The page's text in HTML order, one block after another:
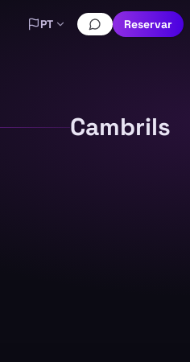
PT Reservar
Cambrils